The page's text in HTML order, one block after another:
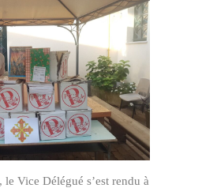
Vice Délégué s’est rendu à